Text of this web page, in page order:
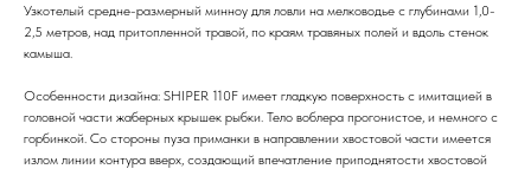
Узкотелый средне-размерный минноу для ловли на мелководье с глубинами 1,0-
2,5 метров, над притопленной травой, по краям травяных полей и вдоль стенок
камыша.
Особенности дизайна: SHIPER 110F имеет гладкую поверхность с имитацией в
головной части жаберных крышек рыбки. Тело воблера прогонистое, и немного с
горбинкой. Со стороны пуза приманки в направлении хвостовой части имеется
излом линии контура вверх, создающий впечатление приподнятости хвостовой